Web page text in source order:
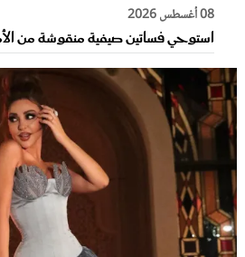
08 أغسطس 2026
استوحي فساتين صيفية منقوشة من
مجلة سيدتي
غلاف رفمي